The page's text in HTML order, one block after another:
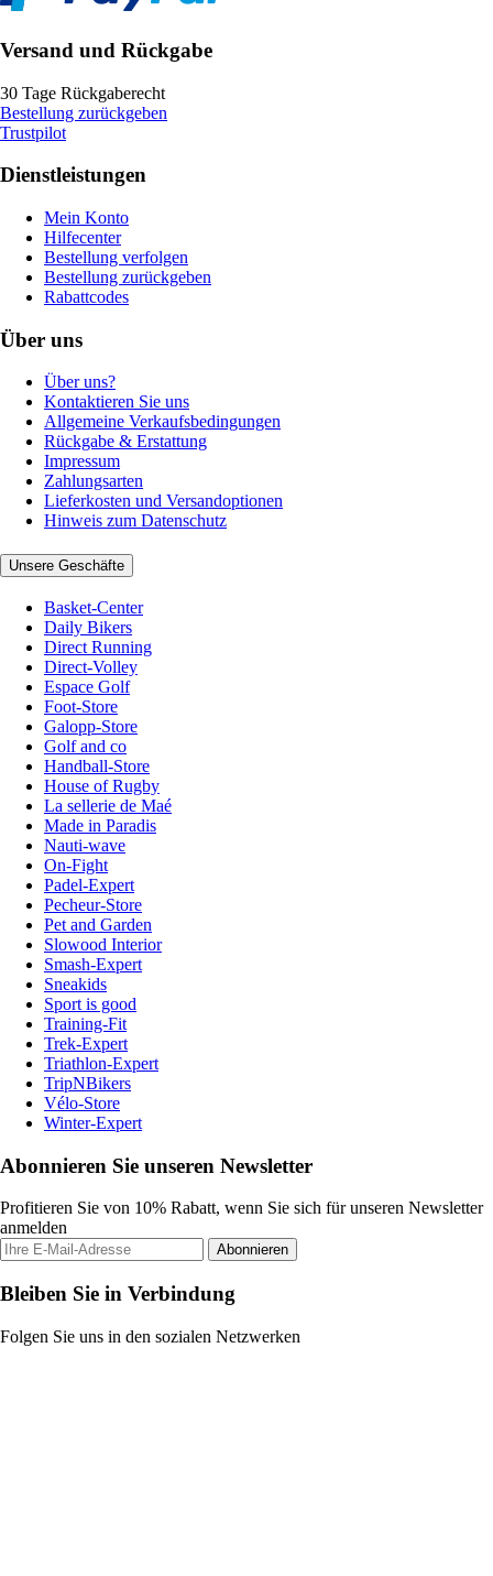
Versand und Rückgabe
30 Tage Rückgaberecht
Bestellung zurückgeben
Trustpilot
Dienstleistungen
Mein Konto
Hilfecenter
Bestellung verfolgen
Bestellung zurückgeben
Rabattcodes
Über uns
Über uns?
Kontaktieren Sie uns
Allgemeine Verkaufsbedingungen
Rückgabe & Erstattung
Impressum
Zahlungsarten
Lieferkosten und Versandoptionen
Hinweis zum Datenschutz
Unsere Geschäfte
Basket-Center
Daily Bikers
Direct Running
Direct-Volley
Espace Golf
Foot-Store
Galopp-Store
Golf and co
Handball-Store
House of Rugby
La sellerie de Maé
Made in Paradis
Nauti-wave
On-Fight
Padel-Expert
Pecheur-Store
Pet and Garden
Slowood Interior
Smash-Expert
Sneakids
Sport is good
Training-Fit
Trek-Expert
Triathlon-Expert
TripNBikers
Vélo-Store
Winter-Expert
Abonnieren Sie unseren Newsletter
Profitieren Sie von 10% Rabatt, wenn Sie sich für unseren Newsletter
anmelden
Abonnieren
Bleiben Sie in Verbindung
Folgen Sie uns in den sozialen Netzwerken